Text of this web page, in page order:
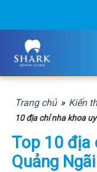
content
Trang chủ » Kiến
10 địa chỉ nha khoa
Top 10 địa
Quảng